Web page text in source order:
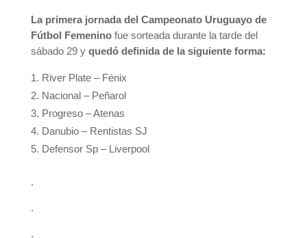
La primera jornada del Campeonato Uruguayo de
Fútbol Femeninofue sorteada durante la tarde del
sábado 29 yquedó definida de la siguiente forma:
River Plate – Fénix
Nacional – Peñarol
Progreso – Atenas
Danubio – Rentistas SJ
Defensor Sp – Liverpool
.
.
.